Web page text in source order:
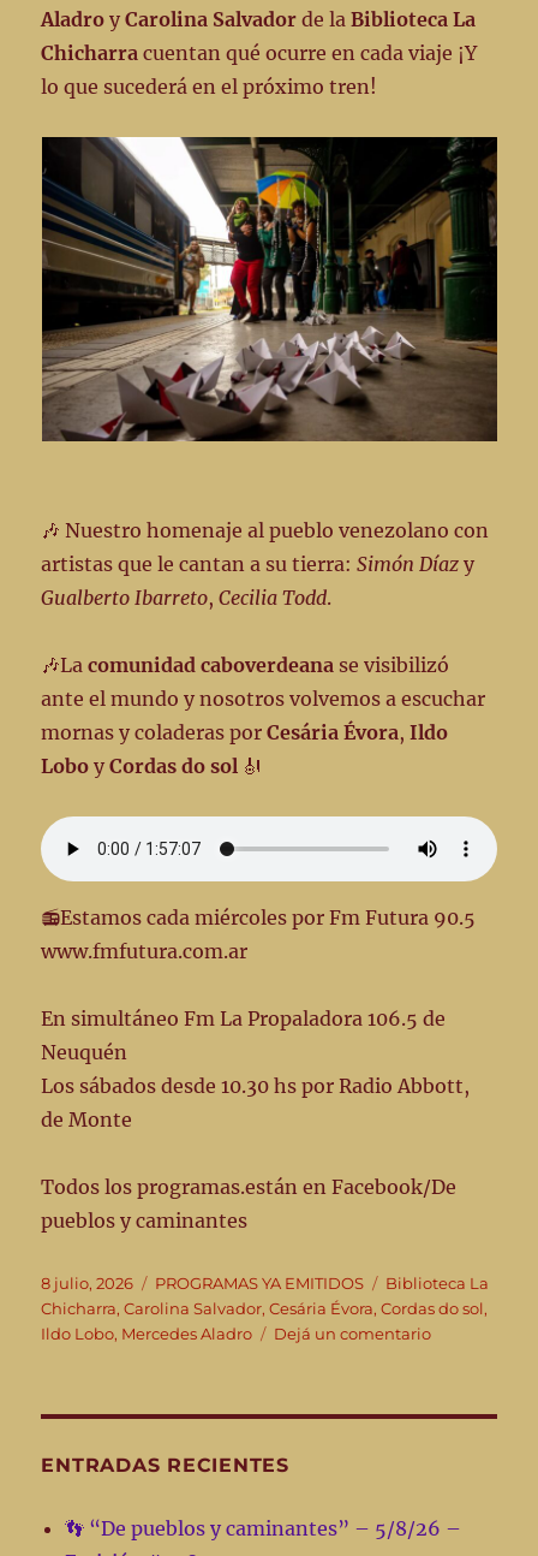
Aladro yCarolina Salvador de laBiblioteca La
Chicharra cuentan qué ocurre en cada viaje ¡Y
lo que sucederá en el próximo tren!
🎶 Nuestro homenaje al pueblo venezolano con
artistas que le cantan a su tierra:Simón Díaz y
Gualberto Ibarreto,Cecilia Todd.
🎶Lacomunidad caboverdeana se visibilizó
ante el mundo y nosotros volvemos a escuchar
mornas y coladeras porCesária Évora,Ildo
Lobo yCordas do sol 🎻
📻Estamos cada miércoles por Fm Futura 90.5
www.fmfutura.com.ar
En simultáneo Fm La Propaladora 106.5 de
Neuquén
Los sábados desde 10.30 hs por Radio Abbott,
de Monte
Todos los programas.están en Facebook/De
pueblos y caminantes
Publicado
el
8 julio, 2026 Categorías
PROGRAMAS YA EMITIDOS Etiquetas
Biblioteca La
Chicharra,Carolina Salvador,Cesária Évora,Cordas do sol,
Ildo Lobo, Mercedes Aladro Dejá un comentarioen
–
ENTRADAS RECIENTES
👣 “De pueblos y caminantes” – 5/8/26 –